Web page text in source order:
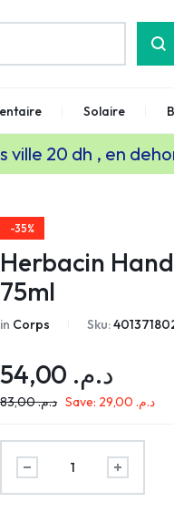
Solaire
ville 20 dh , en
-35%
Herbacin
75ml
in Corps Sku:
د.م.
د.م.83,00 Save: د.م.29,00